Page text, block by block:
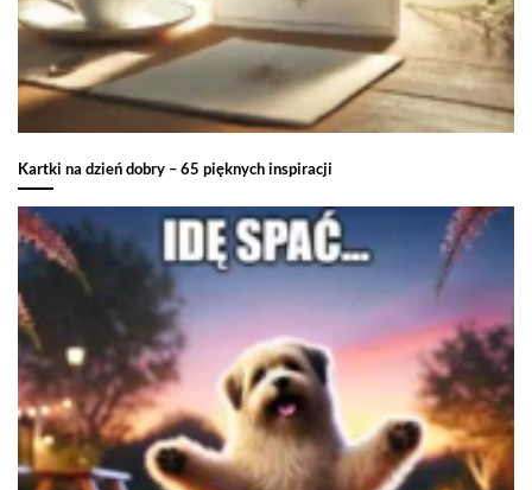
Kartki na dzień dobry – 65 pięknych inspiracji